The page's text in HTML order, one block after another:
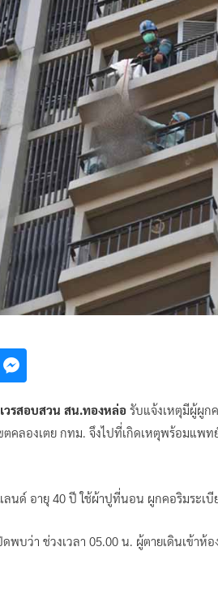
วรสอบสวน สน.ทองหล่อ รับแจ้งเหตุมีผู้ผูก
คลองเตย กทม. จึงไปที่เกิดเหตุพร้อมแพ
ลนด์ อายุ 40 ปี ใช้ผ้าปูที่นอน ผูกคอริมระเ
พบว่า ช่วงเวลา 05.00 น. ผู้ตายเดินเข้า